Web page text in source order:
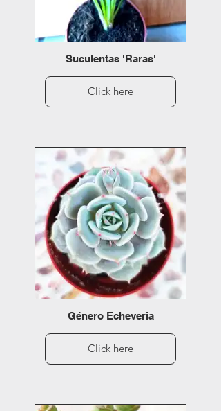
Suculentas 'Raras'
Click here
Género Echeveria
Click here